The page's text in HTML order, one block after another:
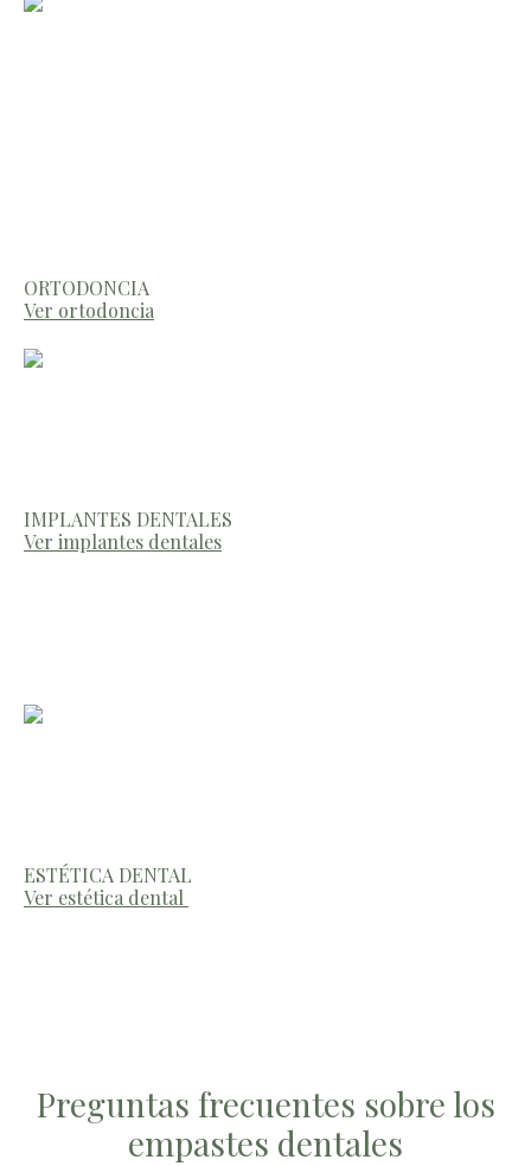
ORTODONCIA
Ver ortodoncia
IMPLANTES DENTALES
Ver implantes dentales
ESTÉTICA DENTAL
Ver estética dental
Preguntas frecuentes sobre los
empastes dentales